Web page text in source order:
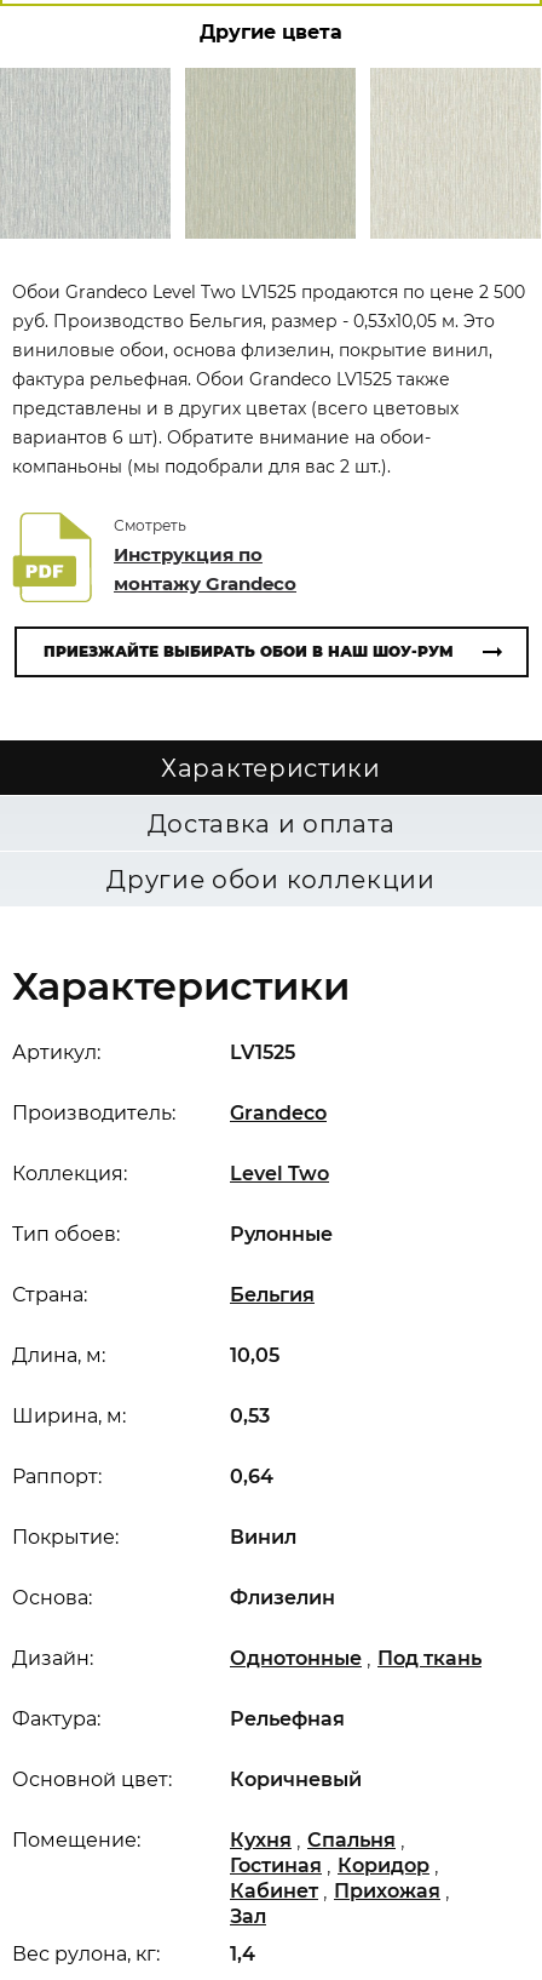
Другие цвета
Обои Grandeco Level Two LV1525 продаются по цене 2 500
руб. Производство Бельгия, размер - 0,53x10,05 м. Это
виниловые обои, основа флизелин, покрытие винил,
фактура рельефная. Обои Grandeco LV1525 также
представлены и в других цветах (всего цветовых
вариантов 6 шт). Обратите внимание на обои-
компаньоны (мы подобрали для вас 2 шт.).
Смотреть
Инструкция по
монтажу Grandeco
ПРИЕЗЖАЙТЕ ВЫБИРАТЬ ОБОИ В НАШ ШОУ-РУМ
Характеристики
Доставка и оплата
Другие обои коллекции
Характеристики
Артикул: LV1525
Производитель: Grandeco
Коллекция: Level Two
Длина, м: 10,05
Ширина, м: 0,53
Вес рулона, кг: 1,4
Раппорт: 0,64
Основной цвет: Коричневый
Дизайн: Однотонные , Под ткань
Основа: Флизелин
Покрытие: Винил
Помещение: Кухня , Спальня ,
Гостиная , Коридор ,
Кабинет , Прихожая ,
Зал
Страна: Бельгия
Тип обоев: Рулонные
Фактура: Рельефная